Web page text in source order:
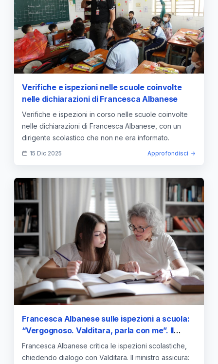
Verifiche e ispezioni nelle scuole coinvolte
nelle dichiarazioni di Francesca Albanese
Verifiche e ispezioni in corso nelle scuole coinvolte
nelle dichiarazioni di Francesca Albanese, con un
dirigente scolastico che non ne era informato.
15 Dic 2025 Approfondisci
Francesca Albanese sulle ispezioni a scuola:
“Vergognoso. Valditara, parla con me”. Il
ministro: “Non è censura” —
approfondimento e guida
Francesca Albanese critica le ispezioni scolastiche,
chiedendo dialogo con Valditara. Il ministro assicura: